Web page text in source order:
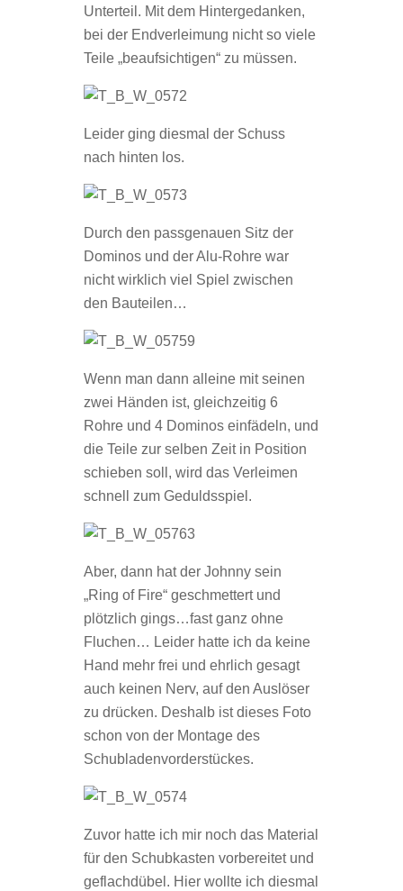
Unterteil. Mit dem Hintergedanken,
bei der Endverleimung nicht so viele
Teile „beaufsichtigen“ zu müssen.
Leider ging diesmal der Schuss
nach hinten los.
Durch den passgenauen Sitz der
Dominos und der Alu-Rohre war
nicht wirklich viel Spiel zwischen
den Bauteilen…
Wenn man dann alleine mit seinen
zwei Händen ist, gleichzeitig 6
Rohre und 4 Dominos einfädeln, und
die Teile zur selben Zeit in Position
schieben soll, wird das Verleimen
schnell zum Geduldsspiel.
Aber, dann hat der Johnny sein
„Ring of Fire“ geschmettert und
plötzlich gings…fast ganz ohne
Fluchen… Leider hatte ich da keine
Hand mehr frei und ehrlich gesagt
auch keinen Nerv, auf den Auslöser
zu drücken. Deshalb ist dieses Foto
schon von der Montage des
Schubladenvorderstückes.
Zuvor hatte ich mir noch das Material
für den Schubkasten vorbereitet und
geflachdübel. Hier wollte ich diesmal